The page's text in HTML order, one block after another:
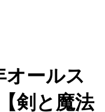
オールス
剣と魔法